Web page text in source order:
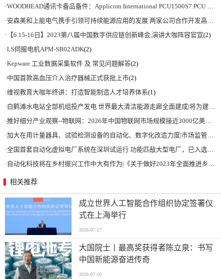
·WOODHEAD通讯卡备品备件：Applicom International PCU1500S7 PCU 1500 S7 V4.5.0
·安森美和上能电气携手引领可持续能源应用的发展 两家公司合作开发高性能储能和太阳能组串式逆变器方案 以实现可持续的未来
· 【6.15-16日】2023第八届中国数字供应链创新峰会,演讲大咖阵容官宣(2)
·LS伺服电机APM-SB02ADK(2)
·Kepware 工业数据采集软件 及 常见问题解答(2)
·中国首款高血压介入治疗器械正式获批上市(2)
·维视教育大咖年终讲：打造智能制造人才培养体系(1)
·白鹤滩水电站全部机组投产发电 世界最大清洁能源走廊全面建成|将为建设新型能源体系、保障国家能源安全、实现“双碳”目标提供有力支撑
·推好细分产业观察--物联网：2026年中国物联网市场规模接近3000亿美元 智慧工厂、智慧城市、智慧电网等将占60%以上
·加大在用计量器具、试验检测设备的自动化、数字化改造力度|市场监管总局 工业和信息化部 关于促进企业计量能力提升的指导意见
·全国首套自动化虚拟电厂系统在深圳试运行 功能匹敌大型电厂，已入选国际典型案例
· 自动化科技将在乡村振兴工作中大有作为|《关于做好2023年全面推进乡村振兴重点工作的意见》发布
相关推荐
成立世界人工智能合作组织协定签署仪
式在上海举行
2026-07-17
大国院士丨最高奖获得者陈立泉：书写
中国新能源奋进传奇
2026-07-10